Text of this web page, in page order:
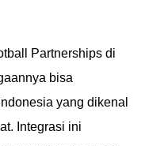
Partnerships di
bisa
yang dikenal
Integrasi ini